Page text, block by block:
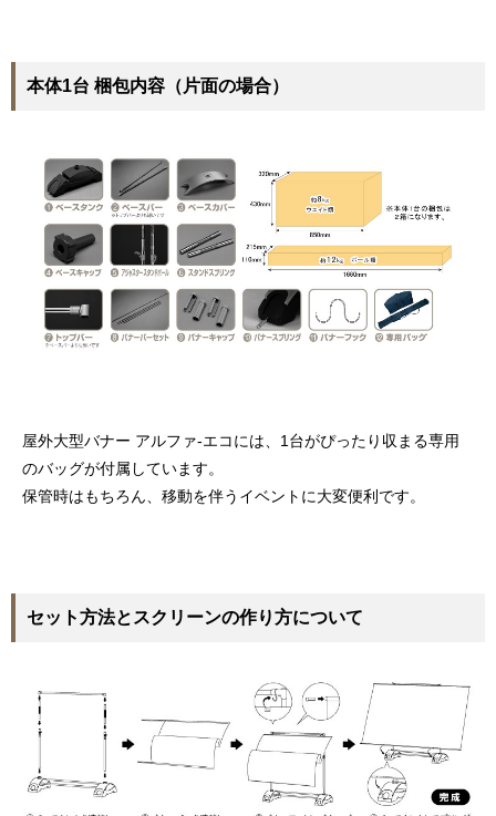
本体1台 梱包内容（片面の場合）
屋外大型バナー アルファ-エコには、1台がぴったり収まる専用
のバッグが付属しています。
保管時はもちろん、移動を伴うイベントに大変便利です。
セット方法とスクリーンの作り方について